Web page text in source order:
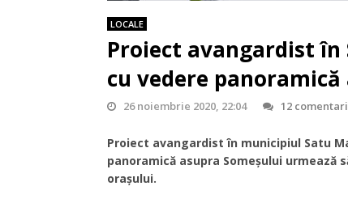
LOCALE
Proiect avangardist în
cu vedere
26 noiembrie 2020, 22:04 12
Proiect avangardist în municipiul Satu
panoramică asupra Someșului
orașului.